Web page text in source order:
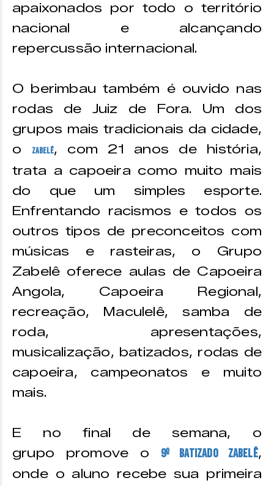
apaixonados por todo o território
nacional e alcançando
repercussão internacional.
O berimbau também é ouvido nas
rodas de Juiz de Fora. Um dos
grupos mais tradicionais da cidade,
o
Zabelê, com 21 anos de história,
trata a capoeira como muito mais
do que um simples esporte.
Enfrentando racismos e todos os
outros tipos de preconceitos com
músicas e rasteiras, o Grupo
Zabelê oferece aulas de Capoeira
Angola, Capoeira Regional,
recreação, Maculelê, samba de
roda, apresentações,
musicalização, batizados, rodas de
capoeira, campeonatos e muito
mais.
E no final de semana, o
grupo promove o 9º Batizado Zabelê,
onde o aluno recebe sua primeira